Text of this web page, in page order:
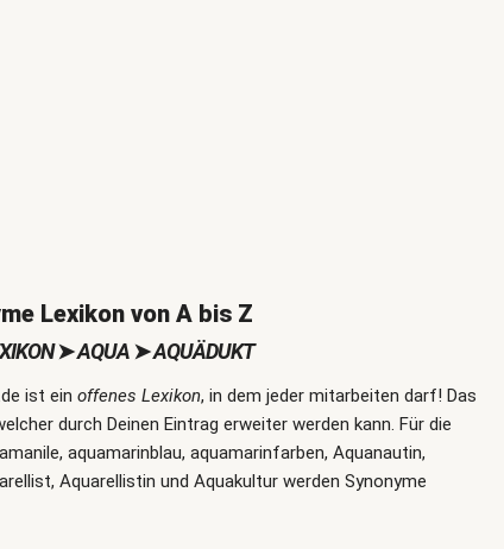
Lexikon von A bis Z
➤AQUA➤AQUÄDUKT
ist ein offenes Lexikon, in dem jeder mitarbeiten darf! Das
durch Deinen Eintrag erweiter werden kann. Für die
aquamarinblau, aquamarinfarben, Aquanautin,
Aquarellistin und Aquakultur werden Synonyme